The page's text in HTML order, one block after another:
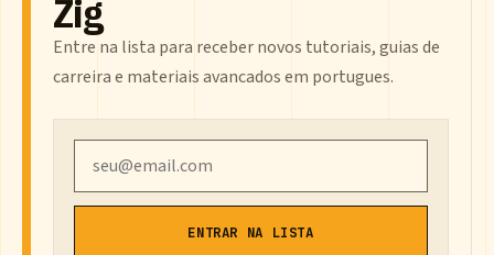
Zig
Entre na lista para receber novos tutoriais, guias de
carreira e materiais avancados em portugues.
ENTRAR NA LISTA